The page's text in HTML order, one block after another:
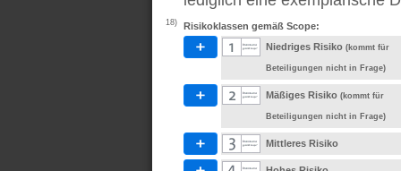
18)
Risikoklassen gemäß Scope:
Niedriges Risiko (kommt für
Beteiligungen nicht in Frage)
Mäßiges Risiko (kommt für
Beteiligungen nicht in Frage)
Mittleres Risiko